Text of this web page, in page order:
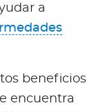
a
beneficios
encuentra